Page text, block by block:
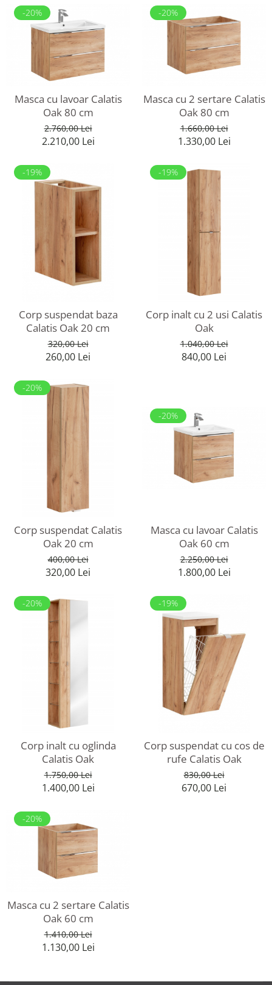
-20%
Masca cu lavoar Calatis
Oak 80 cm
2.760,00 Lei
2.210,00 Lei
-20%
Masca cu 2 sertare Calatis
Oak 80 cm
1.660,00 Lei
1.330,00 Lei
-19%
Corp suspendat baza
Calatis Oak 20 cm
320,00 Lei
260,00 Lei
-19%
Corp inalt cu 2 usi Calatis
Oak
1.040,00 Lei
840,00 Lei
-20%
Corp suspendat Calatis
Oak 20 cm
400,00 Lei
320,00 Lei
-20%
Masca cu lavoar Calatis
Oak 60 cm
2.250,00 Lei
1.800,00 Lei
-20%
Corp inalt cu oglinda
Calatis Oak
1.750,00 Lei
1.400,00 Lei
-19%
Corp suspendat cu cos de
rufe Calatis Oak
830,00 Lei
670,00 Lei
-20%
Masca cu 2 sertare Calatis
Oak 60 cm
1.410,00 Lei
1.130,00 Lei